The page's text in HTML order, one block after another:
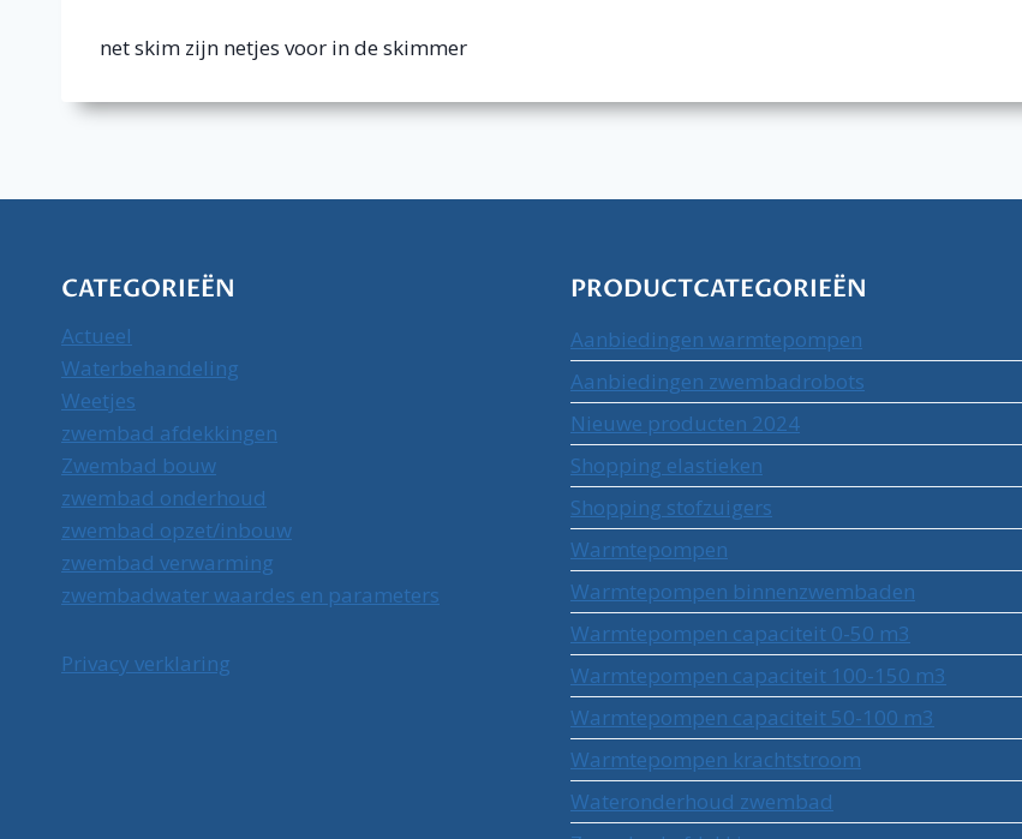
net skim zijn netjes voor in de skimmer
CATEGORIEËN
Actueel
Waterbehandeling
Weetjes
zwembad afdekkingen
Zwembad bouw
zwembad onderhoud
zwembad opzet/inbouw
zwembad verwarming
zwembadwater waardes en parameters
Privacy verklaring
PRODUCTCATEGORIEËN
Aanbiedingen warmtepompen
Aanbiedingen zwembadrobots
Nieuwe producten 2024
Shopping elastieken
Shopping stofzuigers
Warmtepompen
Warmtepompen binnenzwembaden
Warmtepompen capaciteit 0-50 m3
Warmtepompen capaciteit 100-150 m3
Warmtepompen capaciteit 50-100 m3
Warmtepompen krachtstroom
Wateronderhoud zwembad